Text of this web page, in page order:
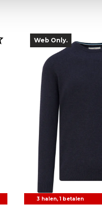
Web Only.
3 halen, 1 betalen